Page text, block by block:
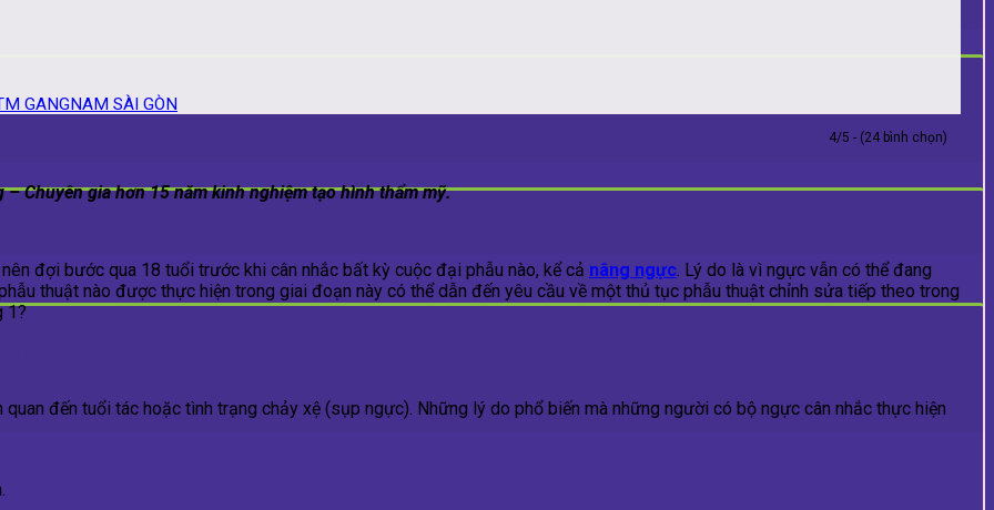
GANGNAM SÀI GÒN
4/5 - (24 bình chọn)
Chuyên gia hơn 15 năm kinh nghiệm tạo hình thẩm mỹ.
đợi bước qua 18 tuổi trước khi cân nhắc bất kỳ cuộc đại phẫu nào, kể cả nâng ngực. Lý do là vì ngực vẫn có thể đang
thuật nào được thực hiện trong giai đoạn này có thể dẫn đến yêu cầu về một thủ tục phẫu thuật chỉnh sửa tiếp theo trong
1?
quan đến tuổi tác hoặc tình trạng chảy xệ (sụp ngực). Những lý do phổ biến mà những người có bộ ngực cân nhắc thực hiện